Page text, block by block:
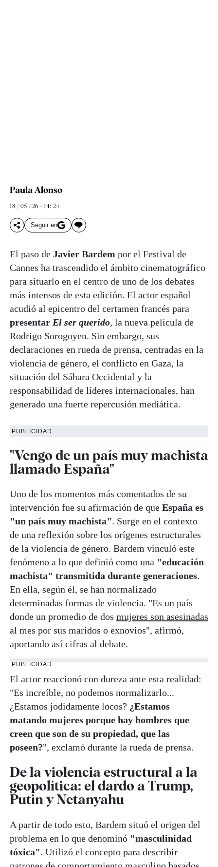
Paula Alonso
18 / 05 / 26 - 14: 24
Seguir en
El paso de Javier Bardem por el Festival de
Cannes ha trascendido el ámbito cinematográfico
para situarlo en el centro de uno de los debates
más intensos de esta edición. El actor español
acudió al epicentro del certamen francés para
presentar El ser querido, la nueva película de
Rodrigo Sorogoyen. Sin embargo, sus
declaraciones en rueda de prensa, centradas en la
violencia de género, el conflicto en Gaza, la
situación del Sáhara Occidental y la
responsabilidad de líderes internacionales, han
generado una fuerte repercusión mediática.
PUBLICIDAD
"Vengo de un país muy machista
llamado España"
Uno de los momentos más comentados de su
intervención fue su afirmación de que España es
"un país muy machista". Surge en el contexto
de una reflexión sobre los orígenes estructurales
de la violencia de género. Bardem vinculó este
fenómeno a lo que definió como una "educación
machista" transmitida durante generaciones.
En ella, según él, se han normalizado
determinadas formas de violencia. "Es un país
donde un promedio de dos mujeres son asesinadas
al mes por sus maridos o exnovios", afirmó,
aportando así cifras al debate.
PUBLICIDAD
El actor reaccionó con dureza ante esta realidad:
"Es increíble, no podemos normalizarlo...
¿Estamos jodidamente locos? ¿Estamos
matando mujeres porque hay hombres que
creen que son de su propiedad, que las
poseen?", exclamó durante la rueda de prensa.
De la violencia estructural a la
geopolítica: el dardo a Trump,
Putin y Netanyahu
A partir de todo esto, Bardem situó el origen del
problema en lo que denominó "masculinidad
tóxica". Utilizó el concepto para describir